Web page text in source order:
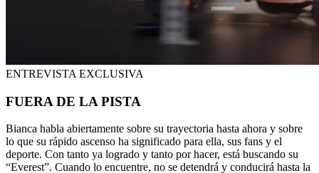
ENTREVISTA EXCLUSIVA
FUERA DE LA PISTA
Bianca habla abiertamente sobre su trayectoria hasta ahora y sobre
lo que su rápido ascenso ha significado para ella, sus fans y el
deporte. Con tanto ya logrado y tanto por hacer, está buscando su
“Everest”. Cuando lo encuentre, no se detendrá y conducirá hasta la